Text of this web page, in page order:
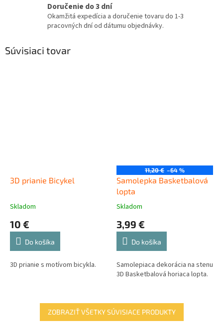
Doručenie do 3 dní
Okamžitá expedícia a doručenie tovaru do 1-3
pracovných dní od dátumu objednávky.
Súvisiaci tovar
3D prianie Bicykel
Skladom
10 €
Do košíka
3D prianie s motívom bicykla.
11,20 € –64 %
Samolepka Basketbalová
lopta
Skladom
3,99 €
Do košíka
Samolepiaca dekorácia na stenu
3D Basketbalová horiaca lopta.
ZOBRAZIŤ VŠETKY SÚVISIACE PRODUKTY